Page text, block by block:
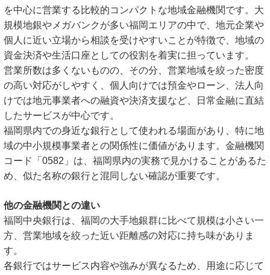
を中心に営業する比較的コンパクトな地域金融機関です。大
規模地銀やメガバンクが多い福岡エリアの中で、地元企業や
個人に近い立場から相談を受けやすいことが特徴で、地域の
資金決済や生活口座としての役割を着実に担っています。
営業所数は多くないものの、その分、営業地域を絞った密度
の高い対応がしやすく、個人向けでは預金やローン、法人向
けでは地元事業者への融資や決済支援など、日常金融に直結
したサービスが中心です。
福岡県内での身近な銀行として使われる場面があり、特に地
域の中小規模事業者との関係性に価値があります。金融機関
コード「0582」は、福岡県内の実務で見かけることがあるた
め、似た名称の銀行と混同しない確認が重要です。
他の金融機関との違い
福岡中央銀行は、福岡の大手地銀群に比べて規模は小さい一
方、営業地域を絞った近い距離感の対応に持ち味がありま
す。
各銀行ではサービス内容や強みが異なるため、用途に応じて